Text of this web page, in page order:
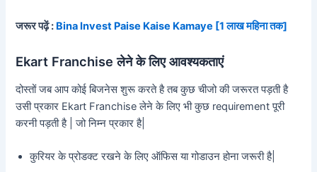
जरूर पढ़ें : Bina Invest Paise Kaise Kamaye [1 लाख महिना तक]
Ekart Franchise लेने के लिए आवश्यकताएं
दोस्तों जब आप कोई बिजनेस शुरू करते है तब कुछ चीजो की जरूरत पड़ती है
उसी प्रकार Ekart Franchise लेने के लिए भी कुछ requirement पूरी
करनी पड़ती है | जो निम्न प्रकार है|
कुरियर के प्रोडक्ट रखने के लिए ऑफिस या गोडाउन होना जरूरी है|